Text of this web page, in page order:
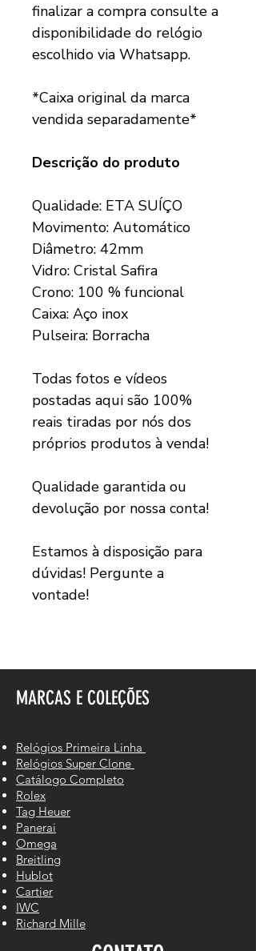
finalizar a compra consulte a
disponibilidade do relógio
escolhido via Whatsapp.
*Caixa original da marca
vendida separadamente*
Descrição do produto
Qualidade: ETA SUÍÇO
Movimento: Automático
Diâmetro: 42mm
Vidro: Cristal Safira
Crono: 100 % funcional
Caixa: Aço inox
Pulseira: Borracha
Todas fotos e vídeos
postadas aqui são 100%
reais tiradas por nós dos
próprios produtos à venda!
Qualidade garantida ou
devolução por nossa conta!
Estamos à disposição para
dúvidas! Pergunte a
vontade!
MARCAS E COLEÇÕES
Relógios Primeira Linha
Relógios Super Clone
Catálogo Completo
Rolex
Tag Heuer
Panerai
Omega
Breitling
Hublot
Cartier
IWC
Richard Mille